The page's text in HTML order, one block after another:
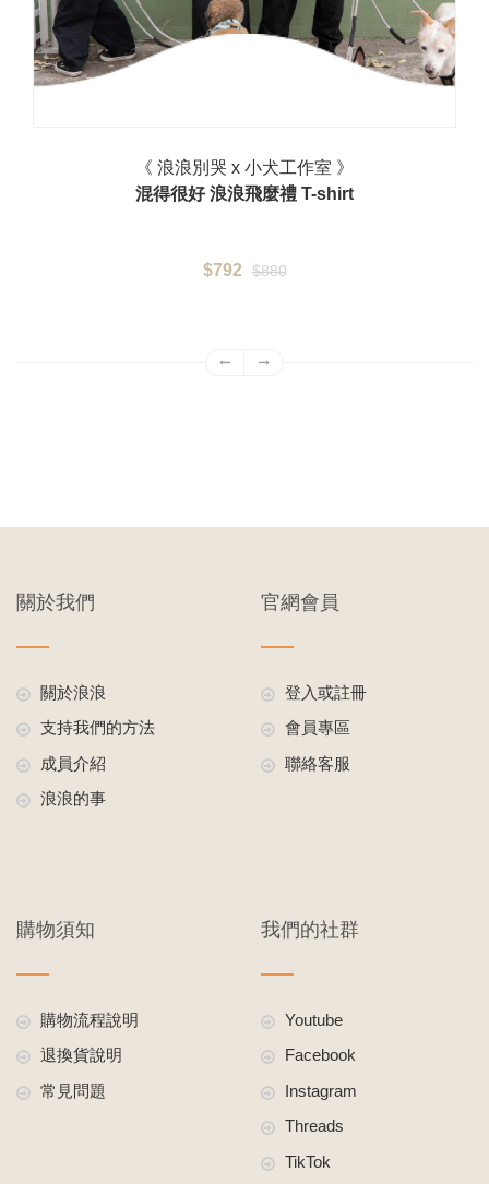
《 浪浪別哭 x 小犬工作室 》
混得很好 浪浪飛麼禮 T-shirt
$792 $880
關於我們
關於浪浪
支持我們的方法
成員介紹
浪浪的事
官網會員
登入或註冊
會員專區
聯絡客服
購物須知
購物流程說明
退換貨說明
常見問題
我們的社群
Youtube
Facebook
Instagram
Threads
TikTok